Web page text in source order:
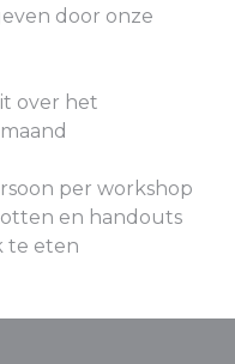
door onze
over het
per workshop
en handouts
te eten